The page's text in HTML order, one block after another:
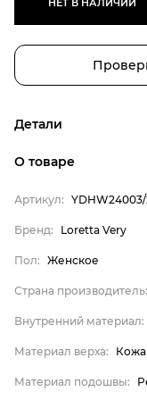
НЕТ В НАЛИЧИИ
Детали
Бренд
Пол
Страна производитель
Внутренний материал
Loretta
О товаре
Артикул: YDHW24003/
Бренд: Loretta Very
Пол: Женское
Страна производитель:
Внутренний материал:
Материал верха: Кожа
Материал подошвы: